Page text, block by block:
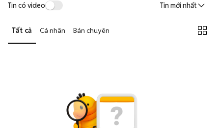
Tin có video Tin mới nhất
Tất cả Cá nhân Bán chuyên